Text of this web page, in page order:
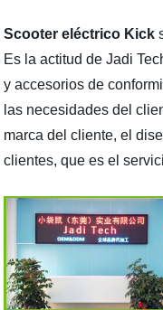
Scooter eléctrico Kick
Es la actitud de Jadi
y accesorios de
las necesidades del
marca del cliente, el
clientes, que es el